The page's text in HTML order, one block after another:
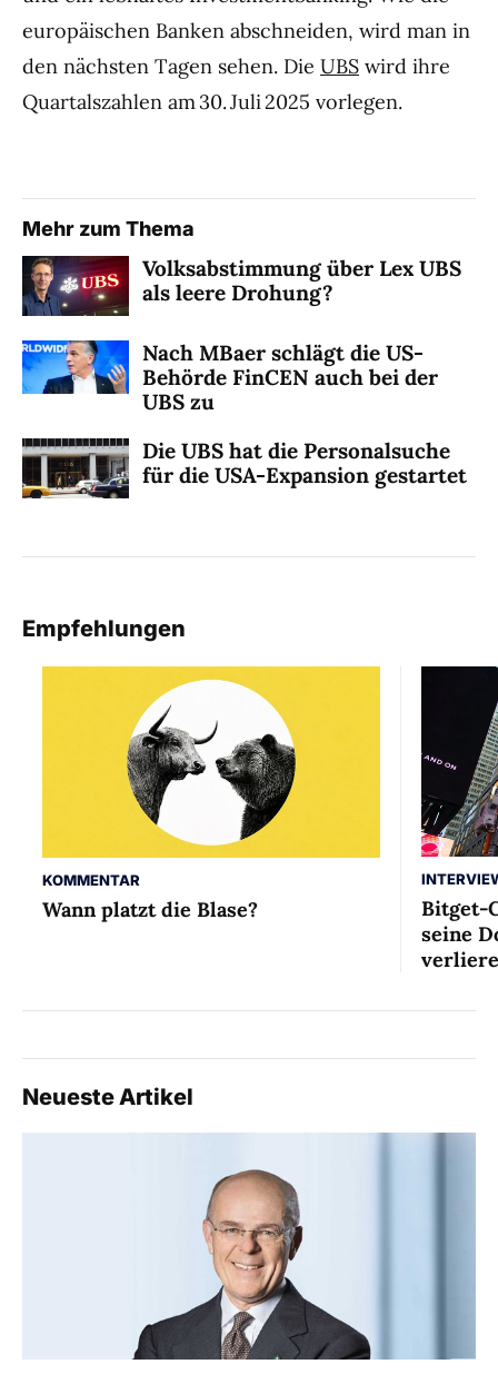
europäischen Banken abschneiden, wird man in
den nächsten Tagen sehen. Die UBS wird ihre
Quartalszahlen am 30. Juli 2025 vorlegen.
Mehr zum Thema
Volksabstimmung über Lex UBS
als leere Drohung?
Nach MBaer schlägt die US-
Behörde FinCEN auch bei der
UBS zu
Die UBS hat die Personalsuche
für die USA-Expansion gestartet
Empfehlungen
KOMMENTAR
Wann platzt die Blase?
Bitget-
seine
Neueste Artikel